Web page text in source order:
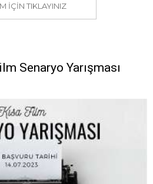
IÇIN TIKLAYINIZ
Senaryo Yarışması